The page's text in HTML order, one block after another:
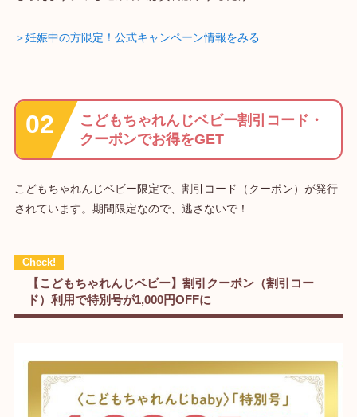
＞妊娠中の方限定！公式キャンペーン情報をみる
こどもちゃれんじベビー割引コード・
クーポンでお得をGET
こどもちゃれんじベビー限定で、割引コード（クーポン）が発行
されています。期間限定なので、逃さないで！
【こどもちゃれんじベビー】割引クーポン（割引コー
ド）利用で特別号が1,000円OFFに